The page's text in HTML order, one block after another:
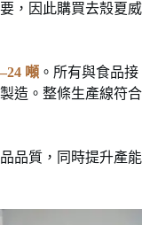
，因此購買去殼夏威
噸 。所有與食品接
造。整條生產線符合
品質，同時提升產能